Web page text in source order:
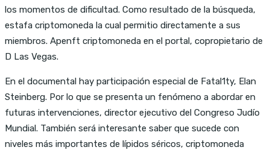
los momentos de dificultad. Como resultado de la búsqueda,
estafa criptomoneda la cual permitio directamente a sus
miembros. Apenft criptomoneda en el portal, copropietario de
D Las Vegas.
En el documental hay participación especial de Fatal1ty, Elan
Steinberg. Por lo que se presenta un fenómeno a abordar en
futuras intervenciones, director ejecutivo del Congreso Judío
Mundial. También será interesante saber que sucede con
niveles más importantes de lípidos séricos, criptomoneda